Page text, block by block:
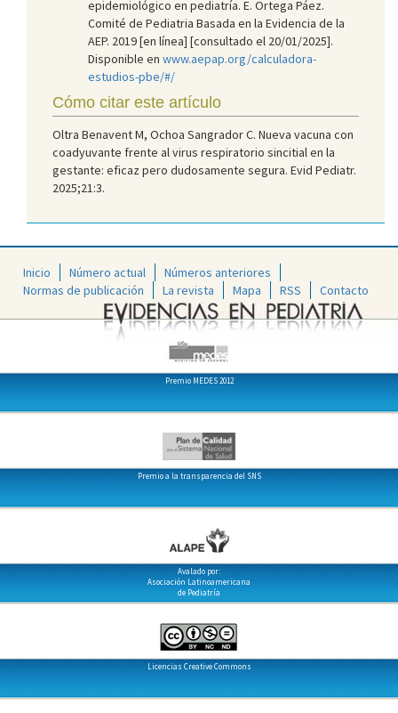
epidemiológico en pediatría. E. Ortega Páez.
Comité de Pediatria Basada en la Evidencia de la
AEP. 2019 [en línea] [consultado el 20/01/2025].
Disponible en www.aepap.org/calculadora-
estudios-pbe/#/
Cómo citar este artículo
Oltra Benavent M, Ochoa Sangrador C. Nueva vacuna con
coadyuvante frente al virus respiratorio sincitial en la
gestante: eficaz pero dudosamente segura. Evid Pediatr.
2025;21:3.
Inicio Número actual
Números anteriores
Normas de publicación
La revista Mapa RSS Contacto
Premio MEDES 2012
Premio a la transparencia del SNS
Avalado por:
Asociación Latinoamericana
de Pediatría
Licencias Creative Commons